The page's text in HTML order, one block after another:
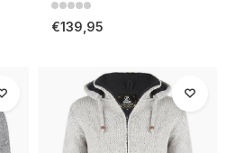
€139,95